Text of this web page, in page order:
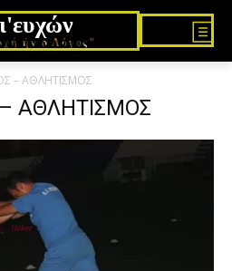
ήν ο Λόγος"
– ΑΘΛΗΤΙΣΜΟΣ
ΑΘΛΗΤΙΣΜΟΣ